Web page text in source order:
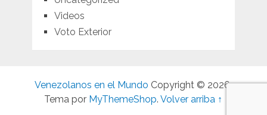
Videos
Voto Exterior
Venezolanos en el Mundo Copyright © 2026.
Tema por MyThemeShop.Volver arriba ↑